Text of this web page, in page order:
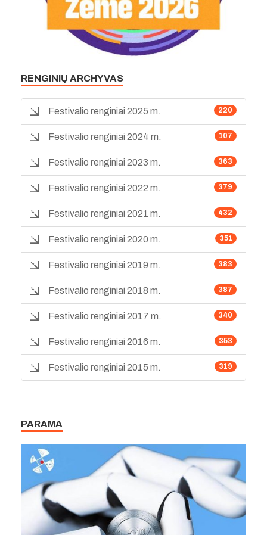
RENGINIŲ ARCHYVAS
220
Festivalio renginiai 2025 m.
107
Festivalio renginiai 2024 m.
363
Festivalio renginiai 2023 m.
379
Festivalio renginiai 2022 m.
432
Festivalio renginiai 2021 m.
351
Festivalio renginiai 2020 m.
383
Festivalio renginiai 2019 m.
387
Festivalio renginiai 2018 m.
340
Festivalio renginiai 2017 m.
353
Festivalio renginiai 2016 m.
319
Festivalio renginiai 2015 m.
PARAMA